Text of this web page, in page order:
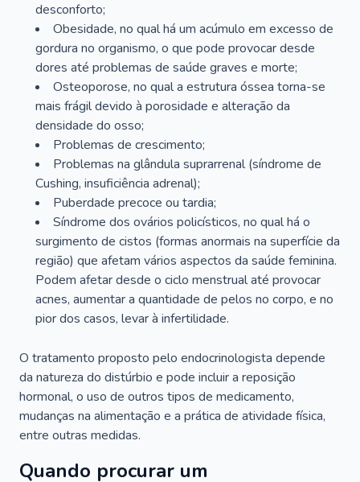
desconforto;
Obesidade, no qual há um acúmulo em excesso de
gordura no organismo, o que pode provocar desde
dores até problemas de saúde graves e morte;
Osteoporose, no qual a estrutura óssea torna-se
mais frágil devido à porosidade e alteração da
densidade do osso;
Problemas de crescimento;
Problemas na glândula suprarrenal (síndrome de
Cushing, insuficiência adrenal);
Puberdade precoce ou tardia;
Síndrome dos ovários policísticos, no qual há o
surgimento de cistos (formas anormais na superfície da
região) que afetam vários aspectos da saúde feminina.
Podem afetar desde o ciclo menstrual até provocar
acnes, aumentar a quantidade de pelos no corpo, e no
pior dos casos, levar à infertilidade.
O tratamento proposto pelo endocrinologista depende
da natureza do distúrbio e pode incluir a reposição
hormonal, o uso de outros tipos de medicamento,
mudanças na alimentação e a prática de atividade física,
entre outras medidas.
Quando procurar um